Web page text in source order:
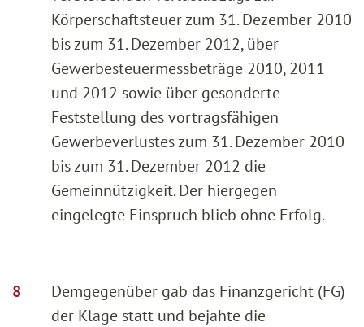
Körperschaftsteuer zum 31. Dezember 2010
bis zum 31. Dezember 2012, über
Gewerbesteuermessbeträge 2010, 2011
und 2012 sowie über gesonderte
Feststellung des vortragsfähigen
Gewerbeverlustes zum 31. Dezember 2010
bis zum 31. Dezember 2012 die
Gemeinnützigkeit. Der hiergegen
eingelegte Einspruch blieb ohne Erfolg.
Demgegenüber gab das Finanzgericht (FG)
der Klage statt und bejahte die